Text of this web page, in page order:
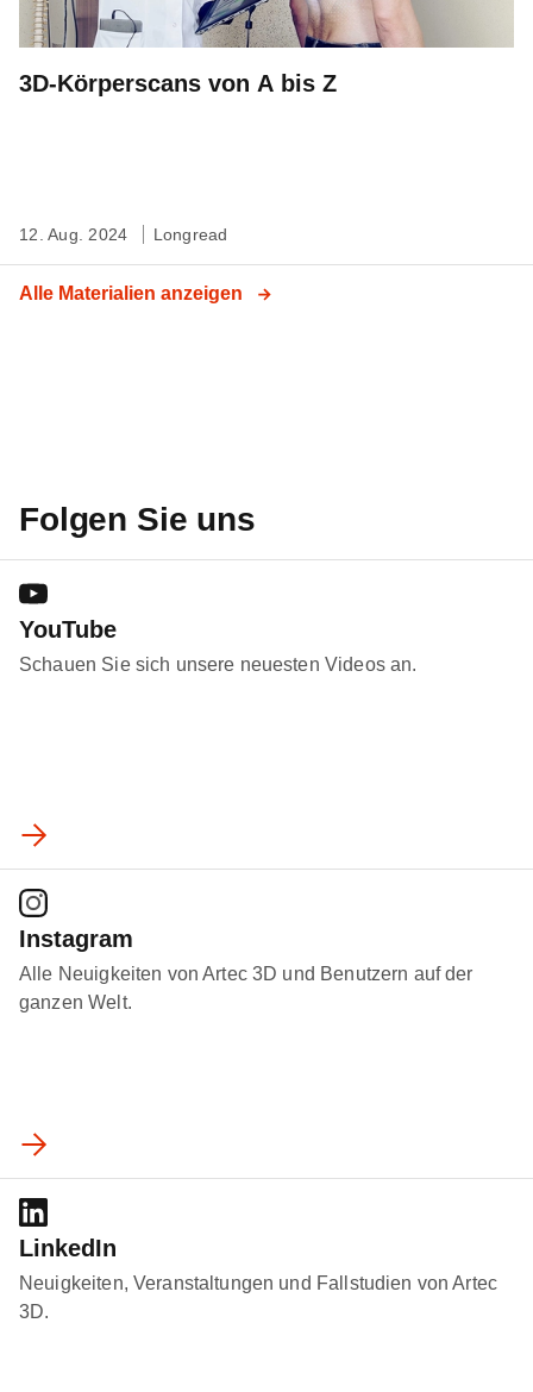
3D-Körperscans von A bis Z
12. Aug. 2024 Longread
Alle Materialien anzeigen
Folgen Sie uns
YouTube
Schauen Sie sich unsere neuesten Videos an.
Instagram
Alle Neuigkeiten von Artec 3D und Benutzern auf der
ganzen Welt.
LinkedIn
Neuigkeiten, Veranstaltungen und Fallstudien von Artec
3D.